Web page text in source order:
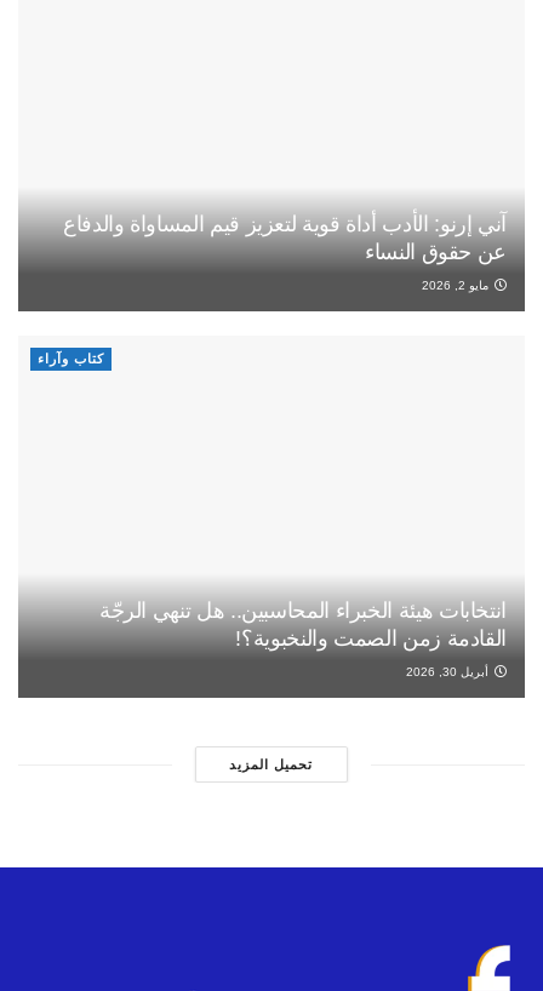
آني إرنو: الأدب أداة قوية لتعزيز قيم المساواة والدفاع
عن حقوق النساء
مايو 2, 2026
كتاب وآراء
انتخابات هيئة الخبراء المحاسبين.. هل تنهي الرجّة
القادمة زمن الصمت والنخبوية؟!
أبريل 30, 2026
تحميل المزيد